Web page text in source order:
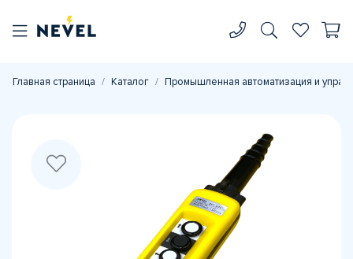
Главная страница Каталог Промышленная автоматизация и